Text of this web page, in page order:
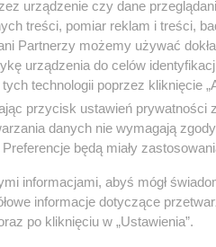
urządzenie czy dane
treści, pomiar reklam i treści,
Partnerzy możemy używać
urządzenia do celów
technologii poprzez kliknięcie
przycisk ustawień prywatności
danych nie wymagają
będą miały
informacjami, abyś mógł
informacje dotyczące
po kliknięciu w „Ustawienia”.